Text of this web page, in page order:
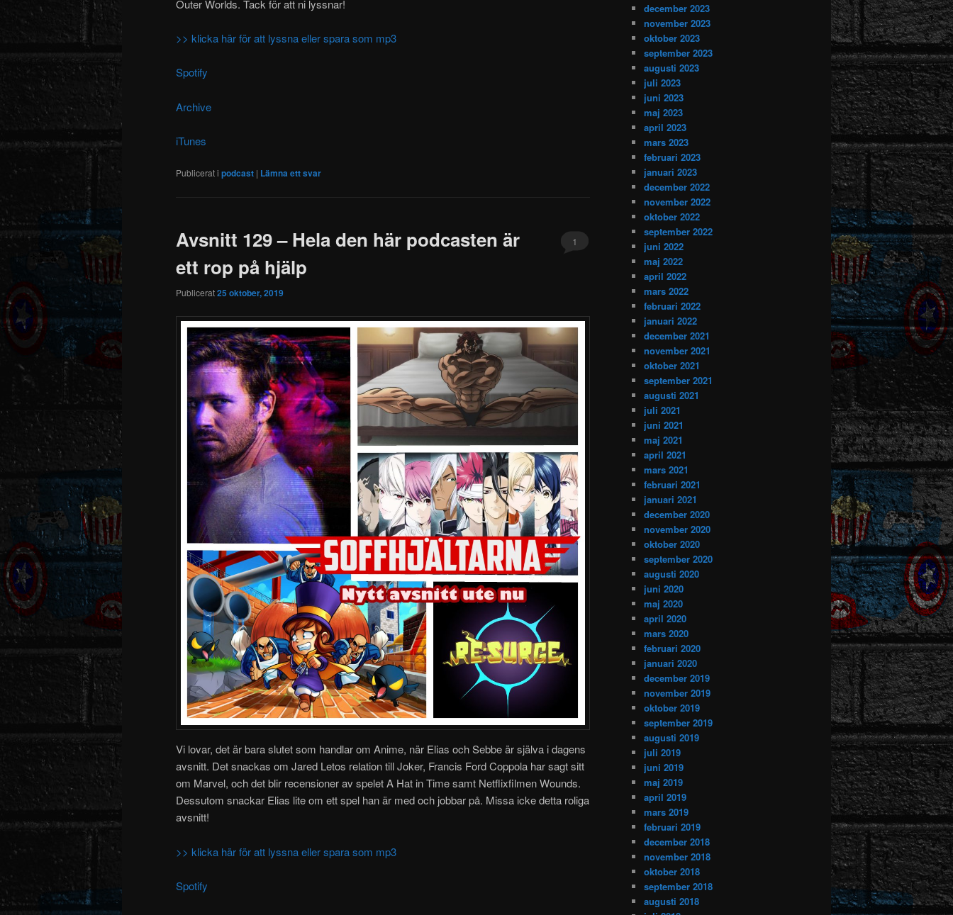
Outer Worlds. Tack för att ni lyssnar!
>> klicka här för att lyssna eller spara som mp3
Spotify
Archive
iTunes
Publicerat i podcast | Lämna ett svar
Avsnitt 129 – Hela den här podcasten är
ett rop på hjälp
Publicerat25 oktober, 2019
1
Vi lovar, det är bara slutet som handlar om Anime, när Elias och Sebbe är själva i dagens
avsnitt. Det snackas om Jared Letos relation till Joker, Francis Ford Coppola har sagt sitt
om Marvel, och det blir recensioner av spelet A Hat in Time samt Netflixfilmen Wounds.
Dessutom snackar Elias lite om ett spel han är med och jobbar på. Missa icke detta roliga
avsnitt!
>> klicka här för att lyssna eller spara som mp3
Spotify
december 2023
november 2023
oktober 2023
september 2023
augusti 2023
juli 2023
juni 2023
maj 2023
april 2023
mars 2023
februari 2023
januari 2023
december 2022
november 2022
oktober 2022
september 2022
juni 2022
maj 2022
april 2022
mars 2022
februari 2022
januari 2022
december 2021
november 2021
oktober 2021
september 2021
augusti 2021
juli 2021
juni 2021
maj 2021
april 2021
mars 2021
februari 2021
januari 2021
december 2020
november 2020
oktober 2020
september 2020
augusti 2020
juni 2020
maj 2020
april 2020
mars 2020
februari 2020
januari 2020
december 2019
november 2019
oktober 2019
september 2019
augusti 2019
juli 2019
juni 2019
maj 2019
april 2019
mars 2019
februari 2019
december 2018
november 2018
oktober 2018
september 2018
augusti 2018